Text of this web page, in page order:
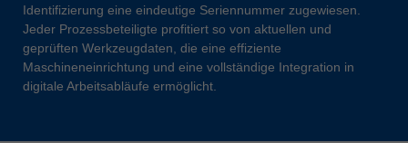
Identifizierung eine eindeutige Seriennummer zugewiesen.
Jeder Prozessbeteiligte profitiert so von aktuellen und
geprüften Werkzeugdaten, die eine effiziente
Maschineneinrichtung und eine vollständige Integration in
digitale Arbeitsabläufe ermöglicht.